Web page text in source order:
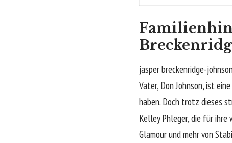
jasper breckenridge-
Vater, Don Johnson, ist
haben. Doch trotz dieses
Kelley Phleger, die für ihre
Glamour und mehr von